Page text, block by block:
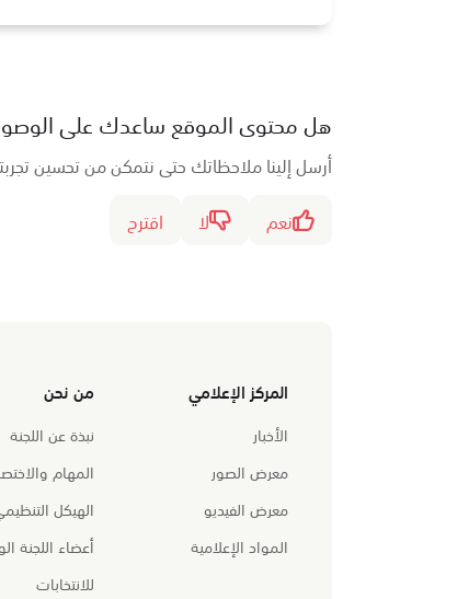
هل محتوى الموقع ساعدك على
أرسل إلينا ملاحظاتك حتى نتمكن من تحسين
نعم
لا اقترح
المركز الإعلامي
الأخبار
معرض الصور
معرض الفيديو
المواد الإعلامية
من نحن
نبذة عن اللجنة
المهام
الهيكل
أعضاء اللجنة
للانتخابات